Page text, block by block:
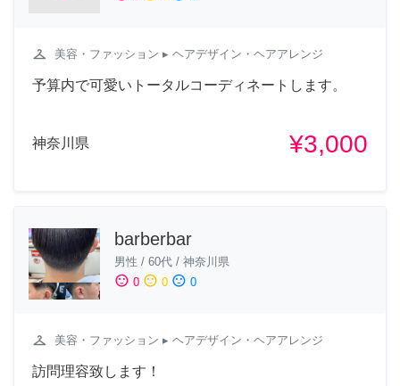
checkroom 美容・ファッション ▸ ヘアデザイン・ヘアアレンジ
予算内で可愛いトータルコーディネートします。
神奈川県 ¥3,000
barberbar
男性 / 60代 / 神奈川県
sentiment_satisfied 0 sentiment_neutral 0 sentiment_dissatisfied 0
checkroom 美容・ファッション ▸ ヘアデザイン・ヘアアレンジ
訪問理容致します！